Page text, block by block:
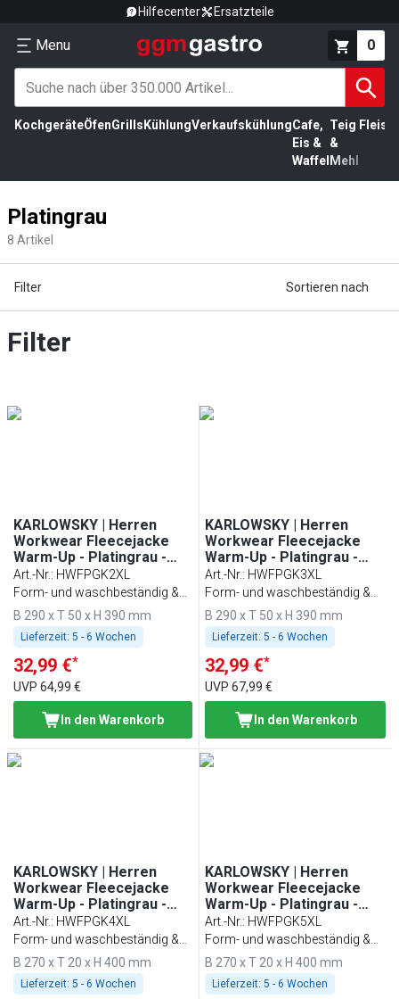
Hilfecenter Ersatzteile
Menu 0
KochgeräteÖfenGrills KühlungVerkaufskühlungCafe,
Eis &
Waffel
Teig
&
Mehl
Platingrau
8 Artikel
Filter Sortieren nach
Filter
KARLOWSKY | Herren
Workwear Fleecejacke
Warm-Up - Platingrau -
Größe: XXL
Art.-Nr.: HWFPGK2XL
Form- und waschbeständig &
nachhaltig
B 290 x T 50 x H 390 mm
Lieferzeit: 5 - 6 Wochen
32,99 €*
UVP 64,99 €
In den Warenkorb
KARLOWSKY | Herren
Workwear Fleecejacke
Warm-Up - Platingrau -
Größe: 3XL
Art.-Nr.: HWFPGK3XL
Form- und waschbeständig &
nachhaltig
B 290 x T 50 x H 390 mm
Lieferzeit: 5 - 6 Wochen
32,99 €*
UVP67,99 €
In den Warenkorb
KARLOWSKY | Herren
Workwear Fleecejacke
Warm-Up - Platingrau -
Größe: 4XL
Art.-Nr.: HWFPGK4XL
Form- und waschbeständig &
nachhaltig
B 270 x T 20 x H 400 mm
Lieferzeit: 5 - 6 Wochen
KARLOWSKY | Herren
Workwear Fleecejacke
Warm-Up - Platingrau -
Größe: 5XL
Art.-Nr.: HWFPGK5XL
Form- und waschbeständig &
nachhaltig
B 270 x T 20 x H 400 mm
Lieferzeit: 5 - 6 Wochen